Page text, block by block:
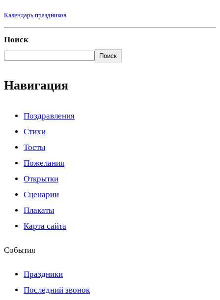
Календарь праздников
Поиск
Поиск
Навигация
Поздравления
Стихи
Тосты
Пожелания
Открытки
Сценарии
Плакаты
Карта сайта
События
Праздники
Последний звонок